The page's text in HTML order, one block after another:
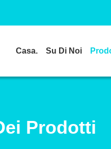
Casa. Su Di Noi
Prodotti